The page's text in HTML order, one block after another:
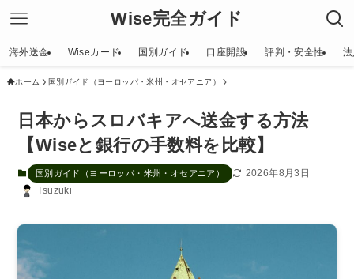
Wise完全ガイド
海外送金 Wiseカード 国別ガイド 口座開設 評判・安全性
ホーム 国別ガイド（ヨーロッパ・米州・オセアニア）
日本からスロバキアへ送金する方法
【Wiseと銀行の手数料を比較】
国別ガイド（ヨーロッパ・米州・オセアニア）
2026年8月3日
Tsuzuki